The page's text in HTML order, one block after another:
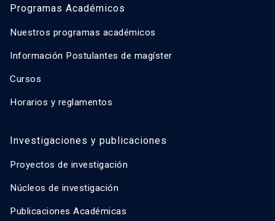
Programas Académicos
Nuestros programas académicos
Información Postulantes de magíster
Cursos
Horarios y reglamentos
Investigaciones y publicaciones
Proyectos de investigación
Núcleos de investigación
Publicaciones Académicas